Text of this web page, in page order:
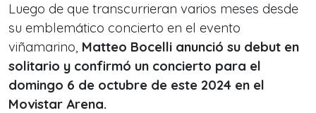
Luego de que transcurrieran varios meses desde
su emblemático concierto en el evento
viñamarino, Matteo Bocelli anunció su debut en
solitario y confirmó un concierto para el
domingo 6 de octubre de este 2024 en el
Movistar Arena.